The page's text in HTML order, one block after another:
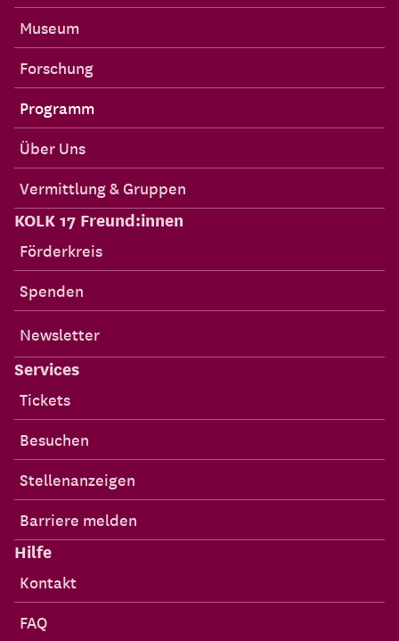
Museum
Forschung
Programm
Über Uns
Vermittlung & Gruppen
KOLK 17 Freund:innen
Förderkreis
Spenden
Newsletter
Services
Tickets
Besuchen
Stellenanzeigen
Barriere melden
Hilfe
Kontakt
FAQ